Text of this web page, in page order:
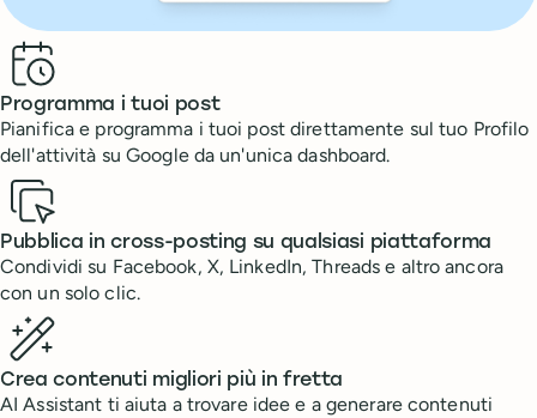
Benefits
Programma i tuoi post
Pianifica e programma i tuoi post direttamente sul tuo Profilo
dell'attività su Google da un'unica dashboard.
Pubblica in cross-posting su qualsiasi piattaforma
Condividi su Facebook, X, LinkedIn, Threads e altro ancora
con un solo clic.
Crea contenuti migliori più in fretta
AI Assistant ti aiuta a trovare idee e a generare contenuti